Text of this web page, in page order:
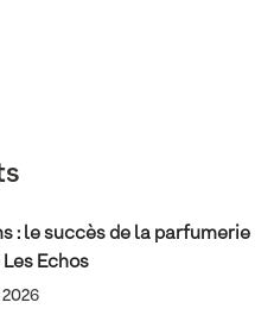
: le succès de la parfumerie
Echos
2026